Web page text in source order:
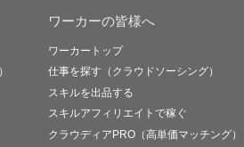
ワーカーの皆様へ
ワーカートップ
仕事を探す（クラウドソーシング）
スキルを出品する
スキルアフィリエイトで稼ぐ
クラウディアPRO（高単価マッチング）